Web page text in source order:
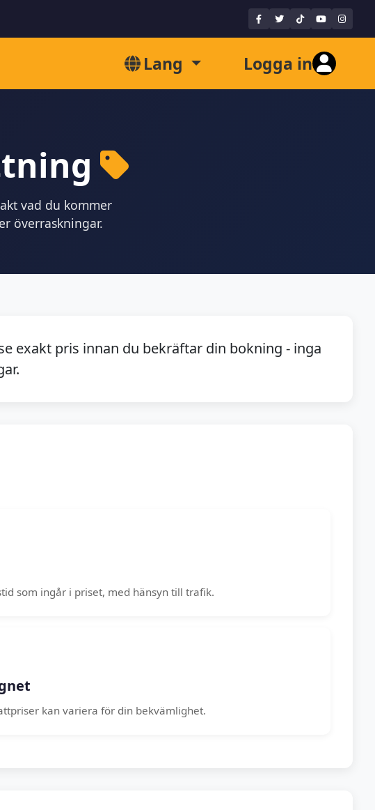
Lang Logga in
vad du kommer
överraskningar.
exakt pris innan du bekräftar din bokning - inga
som ingår i priset, med hänsyn till trafik.
kan variera för din bekvämlighet.